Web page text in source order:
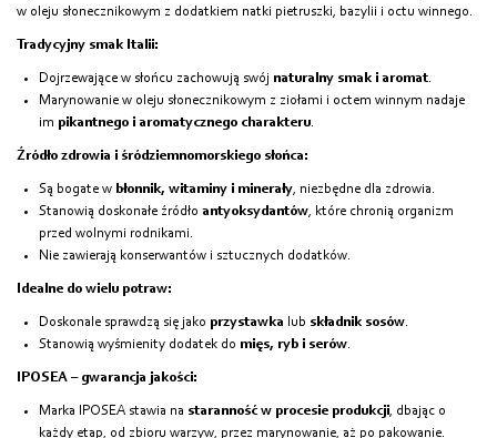
w oleju słonecznikowym z dodatkiem natki pietruszki, bazylii i octu winnego.
Tradycyjny smak Italii:
Dojrzewające w słońcu zachowują swój naturalny smak i aromat.
Marynowanie w oleju słonecznikowym z ziołami i octem winnym nadaje
im pikantnego i aromatycznego charakteru.
Źródło zdrowia i śródziemnomorskiego słońca:
Są bogate w błonnik, witaminy i minerały, niezbędne dla zdrowia.
Stanowią doskonałe źródło antyoksydantów, które chronią organizm
przed wolnymi rodnikami.
Nie zawierają konserwantów i sztucznych dodatków.
Idealne do wielu potraw:
Doskonale sprawdzą się jako przystawka lub składnik sosów.
Stanowią wyśmienity dodatek do mięs, ryb i serów.
IPOSEA – gwarancja jakości:
Marka IPOSEA stawia na staranność w procesie produkcji, dbając o
każdy etap, od zbioru warzyw, przez marynowanie, aż po pakowanie.